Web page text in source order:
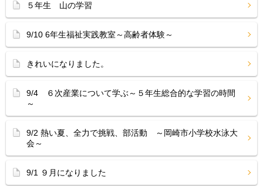
５年生 山の学習
9/10 6年生福祉実践教室～高齢者体験～
きれいになりました。
9/4 ６次産業について学ぶ～５年生総合的な学習の時間
～
9/2 熱い夏、全力で挑戦、部活動 ～岡崎市小学校水泳大
会～
9/1 ９月になりました